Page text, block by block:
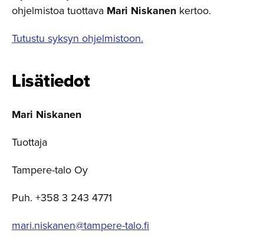
ohjelmistoa tuottava Mari Niskanen kertoo.
Tutustu syksyn ohjelmistoon.
Lisätiedot
Mari Niskanen
Tuottaja
Tampere-talo Oy
Puh. +358 3 243 4771
mari.niskanen@tampere-talo.fi